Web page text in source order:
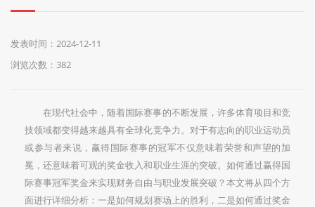
发表时间：2024-12-11
浏览次数：382
在现代社会中，随着国际赛事的不断发展，许多体育项目和竞
技领域都变得越来越具有全球化竞争力。对于有志向的职业运动员
或参与者来说，赢得国际赛事的冠军不仅意味着荣誉和声望的加
冕，还意味着可观的奖金收入和职业生涯的突破。如何通过赢得国
际赛事冠军奖金来实现财务自由与职业发展突破？本文将从四个方
面进行详细分析：一是如何规划赛场上的胜利，二是如何通过奖金